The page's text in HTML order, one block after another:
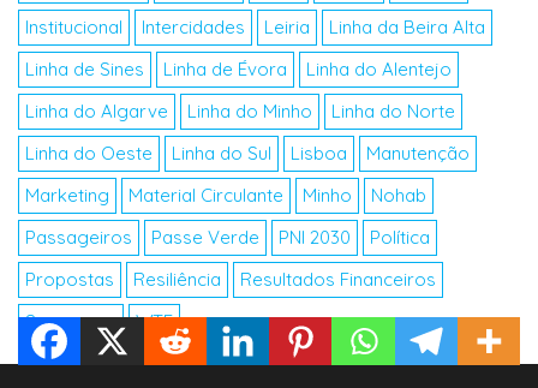
Institucional
Intercidades Leiria
Linha da Beira Alta
Linha de Sines
Linha de Évora
Linha do Alentejo
Linha do Algarve
Linha do Minho
Linha do Norte
Linha do Oeste
Linha do Sul Lisboa
Manutenção
Marketing
Material Circulante Minho
Nohab
Passageiros
Passe Verde PNI 2030
Política
Propostas
Resiliência
Resultados Financeiros
Segurança
WTF